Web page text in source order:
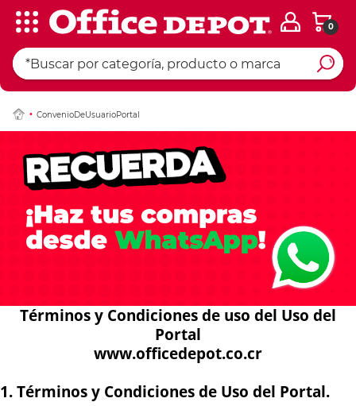
0
ConvenioDeUsuarioPortal
Términos y Condiciones de uso del Uso del
Portal
www.officedepot.co.cr
1. Términos y Condiciones de Uso del Portal.